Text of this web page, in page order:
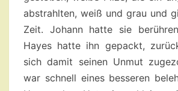
abstrahlten, weiß und grau und
Zeit. Johann hatte sie
Hayes hatte ihn gepackt,
sich damit seinen Unmut
war schnell eines besseren